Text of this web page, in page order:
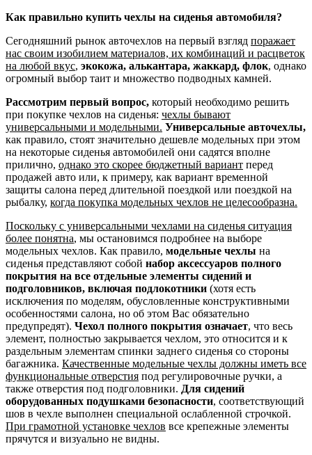
Как правильно купить чехлы на сиденья автомобиля?
Сегодняшний рынок авточехлов на первый взгляд поражает
нас своим изобилием материалов, их комбинаций и расцветок
на любой вкус, экокожа, алькантара, жаккард, флок, однако
огромный выбор таит и множество подводных камней.
Рассмотрим первый вопрос, который необходимо решить
при покупке чехлов на сиденья: чехлы бывают
универсальными и модельными. Универсальные авточехлы,
как правило, стоят значительно дешевле модельных при этом
на некоторые сиденья автомобилей они садятся вполне
прилично, однако это скорее бюджетный вариант перед
продажей авто или, к примеру, как вариант временной
защиты салона перед длительной поездкой или поездкой на
рыбалку, когда покупка модельных чехлов не целесообразна.
Поскольку с универсальными чехлами на сиденья ситуация
более понятна, мы остановимся подробнее на выборе
модельных чехлов. Как правило, модельные чехлы на
сиденья представляют собой набор аксессуаров полного
покрытия на все отдельные элементы сидений и
подголовников, включая подлокотники (хотя есть
исключения по моделям, обусловленные конструктивными
особенностями салона, но об этом Вас обязательно
предупредят). Чехол полного покрытия означает, что весь
элемент, полностью закрывается чехлом, это относится и к
раздельным элементам спинки заднего сиденья со стороны
багажника. Качественные модельные чехлы должны иметь все
функциональные отверстия под регулировочные ручки, а
также отверстия под подголовники. Для сидений
оборудованных подушками безопасности, соответствующий
шов в чехле выполнен специальной ослабленной строчкой.
При грамотной установке чехлов все крепежные элементы
прячутся и визуально не видны.